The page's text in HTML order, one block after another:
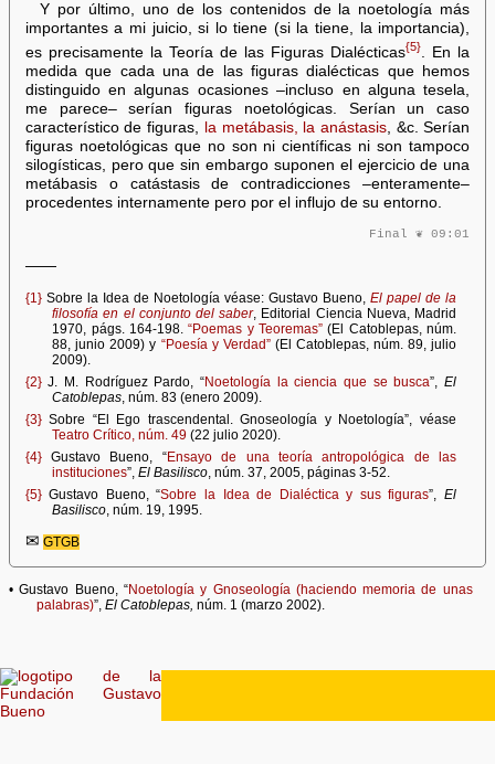
Y por último, uno de los contenidos de la noetología más
importantes a mi juicio, si lo tiene (si la tiene, la importancia),
es precisamente la Teoría de las Figuras Dialécticas{5}. En la
medida que cada una de las figuras dialécticas que hemos
distinguido en algunas ocasiones –incluso en alguna tesela,
me parece– serían figuras noetológicas. Serían un caso
característico de figuras, la metábasis, la anástasis, &c. Serían
figuras noetológicas que no son ni científicas ni son tampoco
silogísticas, pero que sin embargo suponen el ejercicio de una
metábasis o catástasis de contradicciones –enteramente–
procedentes internamente pero por el influjo de su entorno.
Final ❦ 09:01
——
{1}Sobre la Idea de Noetología véase: Gustavo Bueno, El papel de la
filosofía en el conjunto del saber, Editorial Ciencia Nueva, Madrid
1970, págs. 164-198.“Poemas y Teoremas”(El Catoblepas, núm.
88, junio 2009) y “Poesía y Verdad”(El Catoblepas, núm. 89, julio
2009).
{2}J. M. Rodríguez Pardo, “Noetología la ciencia que se busca”,El
Catoblepas, núm. 83 (enero 2009).
{3}Sobre “El Ego trascendental. Gnoseología y Noetología”, véase
Teatro Crítico, núm. 49 (22 julio 2020).
{4}Gustavo Bueno, “Ensayo de una teoría antropológica de las
instituciones”,El Basilisco, núm. 37, 2005, páginas 3-52.
{5}Gustavo Bueno, “Sobre la Idea de Dialéctica y sus figuras”,El
Basilisco, núm. 19, 1995.
✉ GTGB
• Gustavo Bueno, “Noetología y Gnoseología (haciendo memoria de unas
palabras)”, El Catoblepas, núm. 1 (marzo 2002).